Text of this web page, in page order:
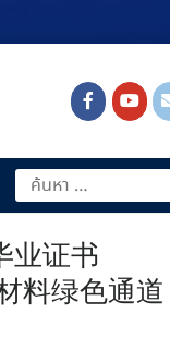
业证书
料绿色通道